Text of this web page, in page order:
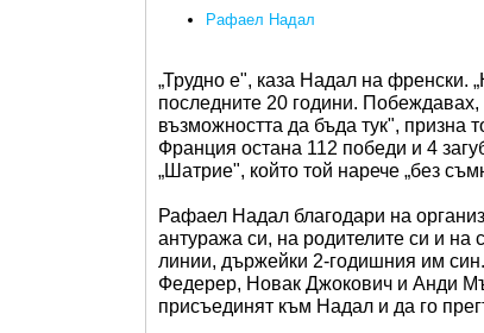
Рафаел Надал
„Трудно е", каза Надал на френски.
последните 20 години. Побеждавах,
възможността да бъда тук", призна
Франция остана 112 победи и 4
„Шатрие", който той нарече „без
Рафаел Надал благодари на
антуража си, на родителите си и на
линии, държейки 2-годишния им
Федерер, Новак Джокович и Анди
присъединят към Надал и да го